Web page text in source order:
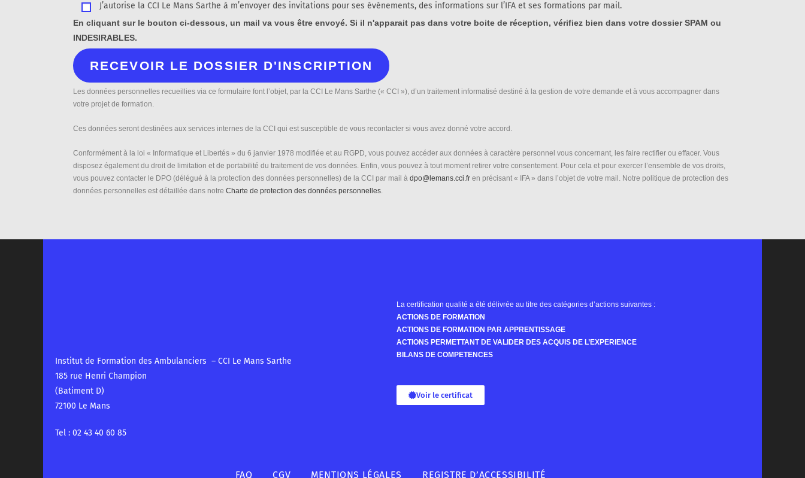
e
.
J’autorise la CCI Le Mans Sarthe à m’envoyer des invitations pour ses événements, des informations sur l’IFA et ses formations par mail.
En cliquant sur le bouton ci-dessous, un mail va vous être envoyé. Si il n'apparait pas dans votre boite de réception, vérifiez bien dans votre dossier SPAM ou
INDESIRABLES.
Les données personnelles recueillies via ce formulaire font l’objet, par la CCI Le Mans Sarthe (« CCI »), d’un traitement informatisé destiné à la gestion de votre demande et à vous accompagner dans
votre projet de formation.
Ces données seront destinées aux services internes de la CCI qui est susceptible de vous recontacter si vous avez donné votre accord.
Conformément à la loi « Informatique et Libertés » du 6 janvier 1978 modifiée et au RGPD, vous pouvez accéder aux données à caractère personnel vous concernant, les faire rectifier ou effacer. Vous
disposez également du droit de limitation et de portabilité du traitement de vos données. Enfin, vous pouvez à tout moment retirer votre consentement. Pour cela et pour exercer l’ensemble de vos droits,
vous pouvez contacter le DPO (délégué à la protection des données personnelles) de la CCI par mail à dpo@lemans.cci.fr en précisant « IFA » dans l’objet de votre mail. Notre politique de protection des
données personnelles est détaillée dans notre Charte de protection des données personnelles.
Institut de Formation des Ambulanciers – CCI Le Mans Sarthe
185 rue Henri Champion
(Batiment D)
72100 Le Mans
Tel : 02 43 40 60 85
La certification qualité a été délivrée au titre des catégories d’actions suivantes :
ACTIONS DE FORMATION
ACTIONS DE FORMATION PAR APPRENTISSAGE
ACTIONS PERMETTANT DE VALIDER DES ACQUIS DE L’EXPERIENCE
BILANS DE COMPETENCES
Voir le certificat
FAQ CGV MENTIONS LÉGALES REGISTRE D’ACCESSIBILITÉ